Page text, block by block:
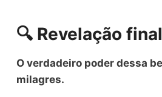
🔍 Revelação final
O verdadeiro poder dessa
milagres.